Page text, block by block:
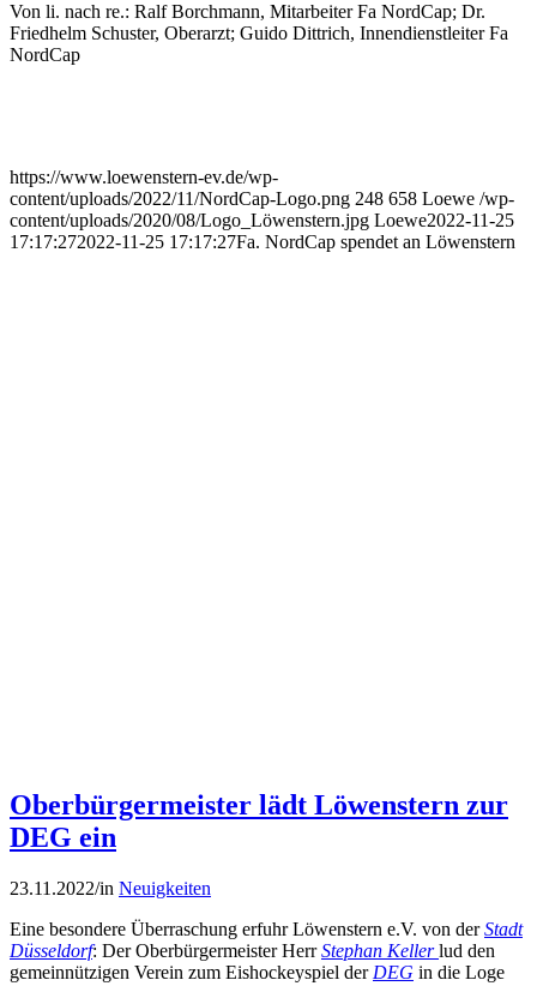
Von li. nach re.: Ralf Borchmann, Mitarbeiter Fa NordCap; Dr.
Friedhelm Schuster, Oberarzt; Guido Dittrich, Innendienstleiter Fa
NordCap
https://www.loewenstern-ev.de/wp-
content/uploads/2022/11/NordCap-Logo.png 248 658 Loewe /wp-
content/uploads/2020/08/Logo_Löwenstern.jpg Loewe2022-11-25
17:17:272022-11-25 17:17:27Fa. NordCap spendet an Löwenstern
Oberbürgermeister lädt Löwenstern zur
DEG ein
23.11.2022/in Neuigkeiten
Eine besondere Überraschung erfuhr Löwenstern e.V. von derStadt
Düsseldorf: Der Oberbürgermeister HerrStephan Keller lud den
gemeinnützigen Verein zum Eishockeyspiel der DEG in die Loge